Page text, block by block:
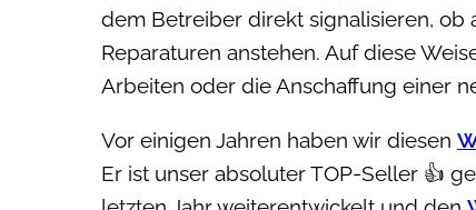
dem Betreiber direkt signalisieren,
Reparaturen anstehen. Auf diese
Arbeiten oder die Anschaffung einer
Vor einigen Jahren haben wir diesen
Er ist unser absoluter TOP-Seller 👍